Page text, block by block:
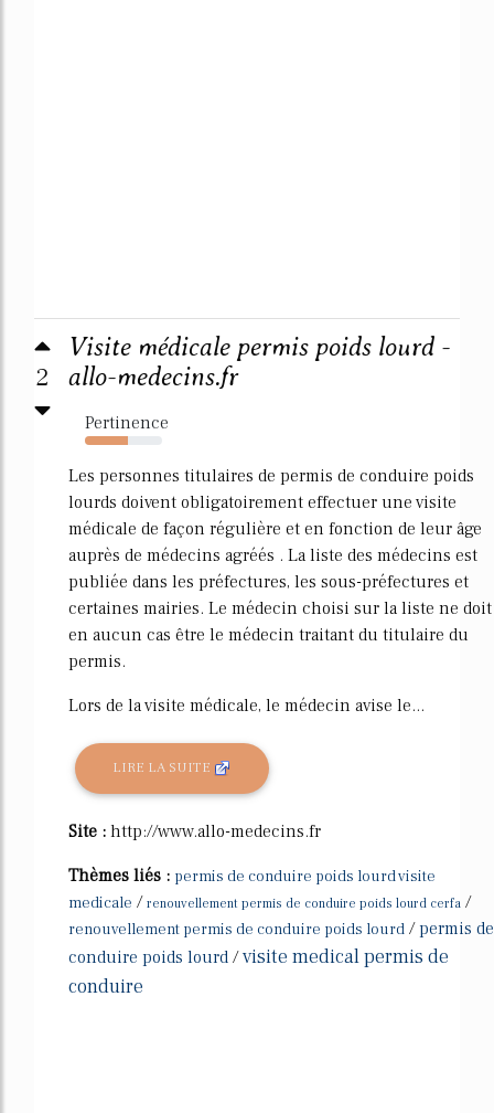
2
Visite médicale permis poids lourd -
allo-medecins.fr
Pertinence
55%
Les personnes titulaires de permis de conduire poids
lourds doivent obligatoirement effectuer une visite
médicale de façon régulière et en fonction de leur âge
auprès de médecins agréés . La liste des médecins est
publiée dans les préfectures, les sous-préfectures et
certaines mairies. Le médecin choisi sur la liste ne doit
en aucun cas être le médecin traitant du titulaire du
permis.
Lors de la visite médicale, le médecin avise le...
LIRE LA SUITE
Site : http://www.allo-medecins.fr
Thèmes liés : permis de conduire poids lourd visite
medicale / renouvellement permis de conduire poids lourd cerfa /
renouvellement permis de conduire poids lourd /permis de
conduire poids lourd /visite medical permis de
conduire